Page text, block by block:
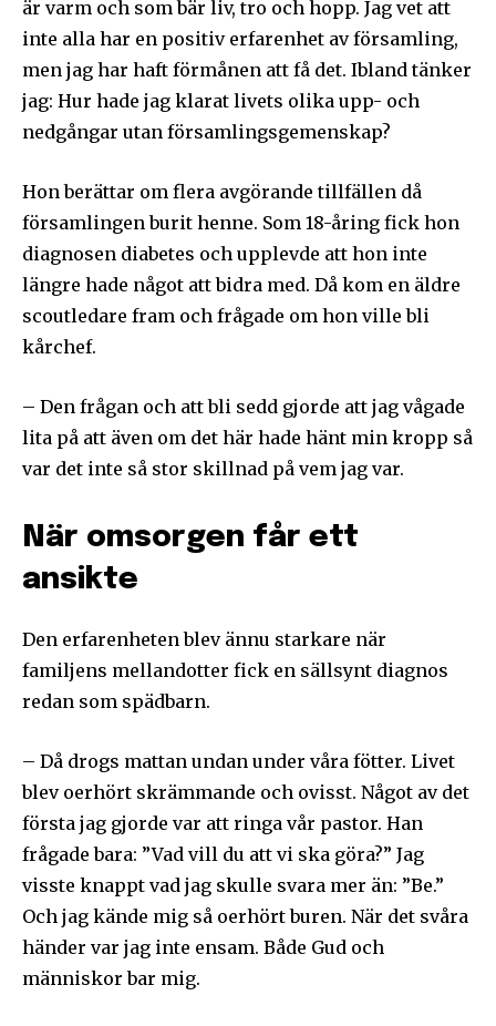
är varm och som bär liv, tro och hopp. Jag vet att
inte alla har en positiv erfarenhet av församling,
men jag har haft förmånen att få det. Ibland tänker
jag: Hur hade jag klarat livets olika upp- och
nedgångar utan församlingsgemenskap?
Hon berättar om flera avgörande tillfällen då
församlingen burit henne. Som 18-åring fick hon
diagnosen diabetes och upplevde att hon inte
längre hade något att bidra med. Då kom en äldre
scoutledare fram och frågade om hon ville bli
kårchef.
– Den frågan och att bli sedd gjorde att jag vågade
lita på att även om det här hade hänt min kropp så
var det inte så stor skillnad på vem jag var.
När omsorgen får ett
ansikte
Den erfarenheten blev ännu starkare när
familjens mellandotter fick en sällsynt diagnos
redan som spädbarn.
– Då drogs mattan undan under våra fötter. Livet
blev oerhört skrämmande och ovisst. Något av det
första jag gjorde var att ringa vår pastor. Han
frågade bara: ”Vad vill du att vi ska göra?” Jag
visste knappt vad jag skulle svara mer än: ”Be.”
Och jag kände mig så oerhört buren. När det svåra
händer var jag inte ensam. Både Gud och
människor bar mig.